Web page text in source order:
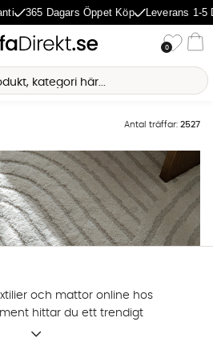
Dagars Öppet Köp Leverans 1-5 Dagar
0
Antal träffar: 2527
och mattor online hos
hittar du ett trendigt
mattor och andra textilier